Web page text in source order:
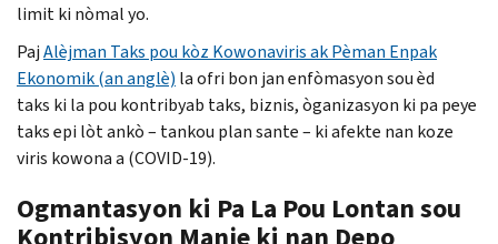
limit ki nòmal yo.
PajAlèjman Taks pou kòz Kowonaviris ak Pèman Enpak
Ekonomik (an anglè) la ofri bon jan enfòmasyon sou èd
taks ki la pou kontribyab taks, biznis, òganizasyon ki pa peye
taks epi lòt ankò – tankou plan sante – ki afekte nan koze
viris kowona a (COVID-19).
Ogmantasyon ki Pa La Pou Lontan sou
Kontribisyon Manje ki nan Depo